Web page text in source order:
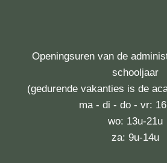
Openingsuren van de
schooljaar
(gedurende vakanties is de
ma - di - do - vr:
wo: 13u-21u
za: 9u-14u